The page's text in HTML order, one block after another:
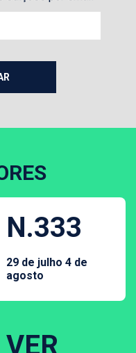
N.333
29 de julho 4 de
agosto
VER